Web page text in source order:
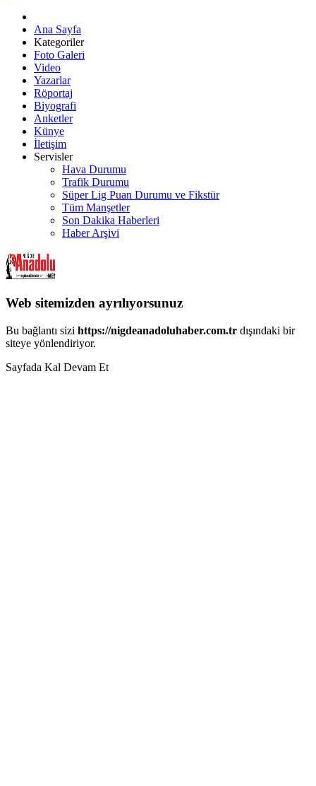
Ana Sayfa
Kategoriler
Foto Galeri
Video
Yazarlar
Röportaj
Biyografi
Anketler
Künye
İletişim
Servisler
Hava Durumu
Trafik Durumu
Süper Lig Puan Durumu ve Fikstür
Tüm Manşetler
Son Dakika Haberleri
Haber Arşivi
Web sitemizden ayrılıyorsunuz
Bu bağlantı sizi https://nigdeanadoluhaber.com.tr dışındaki bir
siteye yönlendiriyor.
Sayfada Kal Devam Et